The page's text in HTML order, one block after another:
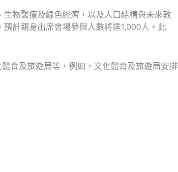
物醫療及綠色經濟，以及人口結構與未來教
計親身出席會場參與人數將達1,000人。此
育及旅遊局等，例如，文化體育及旅遊局安排